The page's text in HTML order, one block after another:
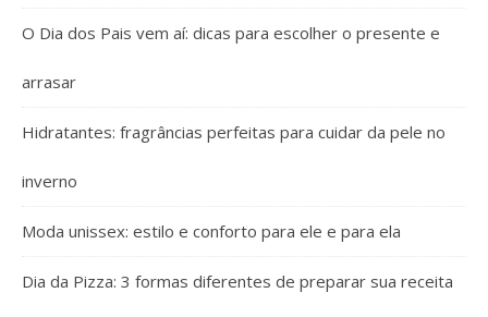
O Dia dos Pais vem aí: dicas para escolher o presente e
arrasar
Hidratantes: fragrâncias perfeitas para cuidar da pele no
inverno
Moda unissex: estilo e conforto para ele e para ela
Dia da Pizza: 3 formas diferentes de preparar sua receita